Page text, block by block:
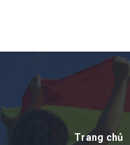
Trang chủ